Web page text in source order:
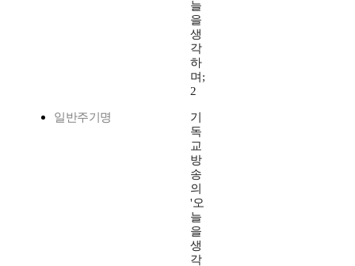
늘
을
생
각
하
며;
2
일반주기명
기
독
교
방
송
의
'오
늘
을
생
각